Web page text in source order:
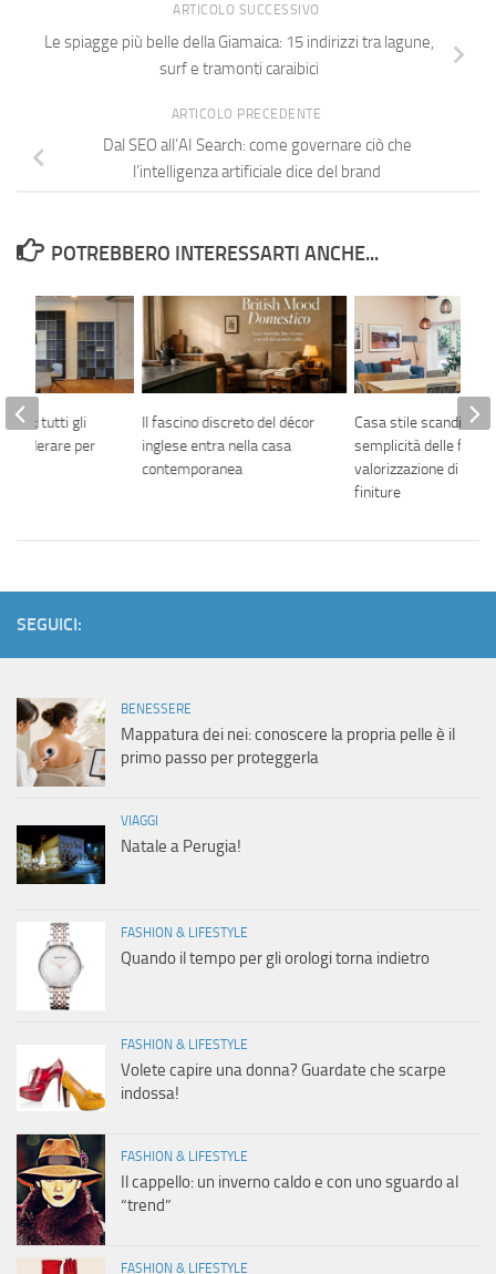
ARTICOLO SUCCESSIVO
Le spiagge più belle della Giamaica: 15 indirizzi tra lagune,
surf e tramonti caraibici
ARTICOLO PRECEDENTE
Dal SEO all’AI Search: come governare ciò che
l’intelligenza artificiale dice del brand
POTREBBERO INTERESSARTI ANCHE...
Il fascino discreto del décor
inglese entra nella casa
contemporanea
Casa stile scandinavo:
semplicità delle
valorizzazione di
finiture
tutti gli
per
SEGUICI:
BENESSERE
Mappatura dei nei: conoscere la propria pelle è il
primo passo per proteggerla
VIAGGI
Natale a Perugia!
FASHION & LIFESTYLE
Quando il tempo per gli orologi torna indietro
FASHION & LIFESTYLE
Volete capire una donna? Guardate che scarpe
indossa!
FASHION & LIFESTYLE
Il cappello: un inverno caldo e con uno sguardo al
“trend”
FASHION & LIFESTYLE